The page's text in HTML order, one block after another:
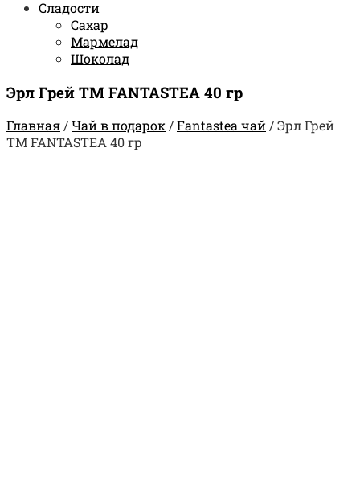
Сладости
Сахар
Мармелад
Шоколад
Эрл Грей TM FANTASTEA 40 гр
Главная/Чай в подарок/Fantastea чай/Эрл Грей
TM FANTASTEA 40 гр